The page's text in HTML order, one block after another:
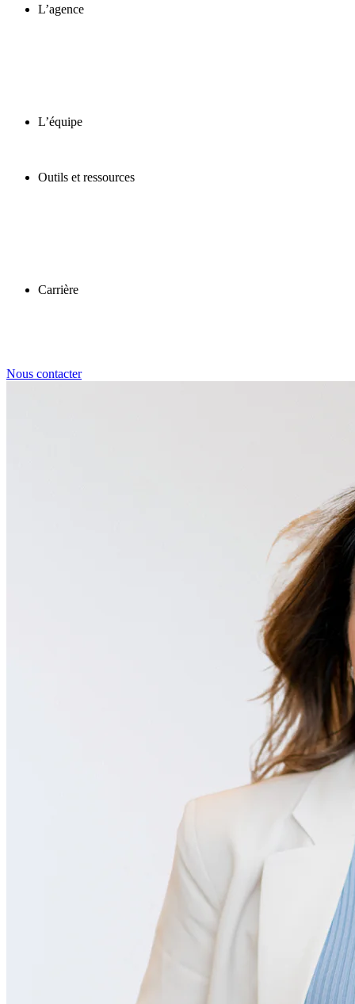
L’agence
L’équipe
Outils et ressources
Carrière
Nous contacter